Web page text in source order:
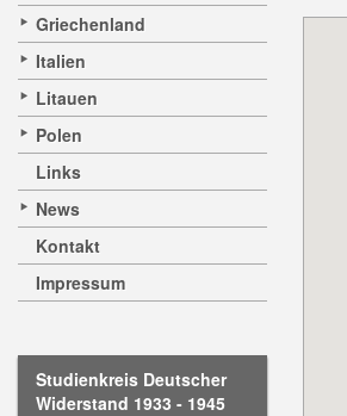
Griechenland
Italien
Litauen
Polen
Links
News
Kontakt
Impressum
Studienkreis Deutscher
Widerstand 1933 - 1945